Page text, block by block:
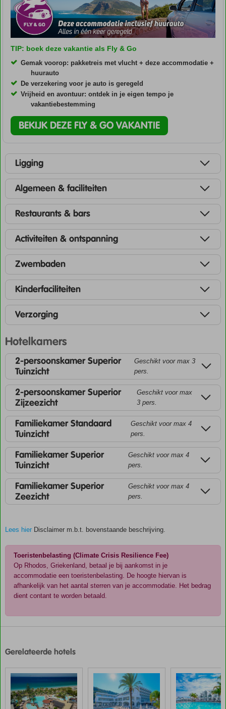
TIP: boek deze vakantie als Fly & Go
Gemak voorop: pakketreis met vlucht + deze accommodatie +
huurauto
De verzekering voor je auto is geregeld
Vrijheid en avontuur: ontdek in je eigen tempo je
vakantiebestemming
BEKIJK DEZE FLY & GO VAKANTIE
Ligging
Algemeen & faciliteiten
Restaurants & bars
Activiteiten & ontspanning
Zwembaden
Kinderfaciliteiten
Verzorging
Hotelkamers
2-persoonskamer Superior
Tuinzicht
Geschikt voor max 3
pers.
2-persoonskamer Superior
Zijzeezicht
Geschikt voor max
3 pers.
Familiekamer Standaard
Tuinzicht
Geschikt voor max 4
pers.
Familiekamer Superior
Tuinzicht
Geschikt voor max 4
pers.
Familiekamer Superior
Zeezicht
Geschikt voor max 4
pers.
Lees hier Disclaimer m.b.t. bovenstaande beschrijving.
Toeristenbelasting (Climate Crisis Resilience Fee)
Op Rhodos, Griekenland, betaal je bij aankomst in je
accommodatie een toeristenbelasting. De hoogte hiervan is
afhankelijk van het aantal sterren van je accommodatie. Het bedrag
dient contant te worden betaald.
door
klanten
na
hun
Gerelateerde hotels